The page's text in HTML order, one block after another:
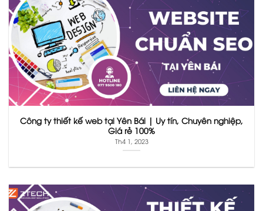
Công ty thiết kế web tại Yên Bái | Uy tín, Chuyên nghiệp,
Giá rẻ 100%
Th4 1, 2023